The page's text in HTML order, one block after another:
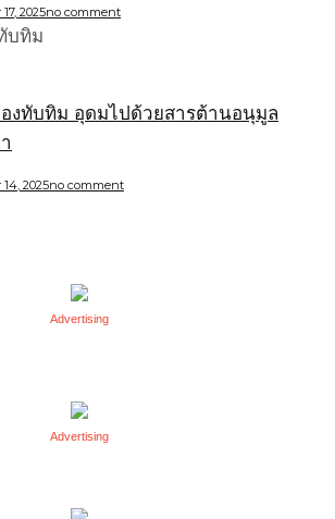
2025no comment
งทับทิม อุดมไปด้วยสารต้านอนุมูล
2025no comment
Advertising
Advertising